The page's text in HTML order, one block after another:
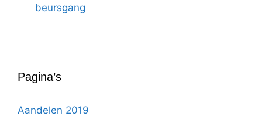
beursgang
Pagina’s
Aandelen 2019